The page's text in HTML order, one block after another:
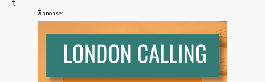
Annonse: